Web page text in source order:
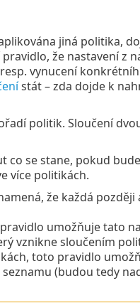
jiná politika,
že nastavení z
vynucení
stát – zda dojde k
politik. Sloučení
co se stane, pokud
více politikách.
že každá
umožňuje tato
vznikne sloučením
toto pravidlo
(budou tedy